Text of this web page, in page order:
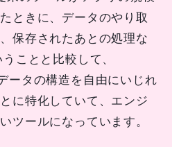
ときに、データのやり取
保存されたあとの処理な
ことと比較して、
ータの構造を自由にいじれ
に特化していて、エンジ
ツールになっています。